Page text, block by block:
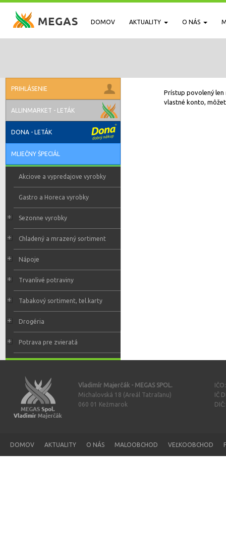
DOMOV AKTUALITY O NÁS
PRIHLÁSENIE
ALLINMARKET - LETÁK
DONA - LETÁK
MLIEČNY ŠPECIÁL
Akciove a vypredajove vyrobky
Gastro a Horeca vyrobky
Sezonne vyrobky
Chladený a mrazený sortiment
Nápoje
Trvanlivé potraviny
Tabakový sortiment, tel.karty
Drogéria
Potrava pre zvieratá
Prístup povolený len
vlastné konto,
Vladimír Majerčák - MEGAS SPOL.
Michalovská 18 (Areál Tatraľanu)
060 01 Kežmarok
IČ
DOMOV AKTUALITY O NÁS MALOOBCHOD VEĽKOOBCHOD